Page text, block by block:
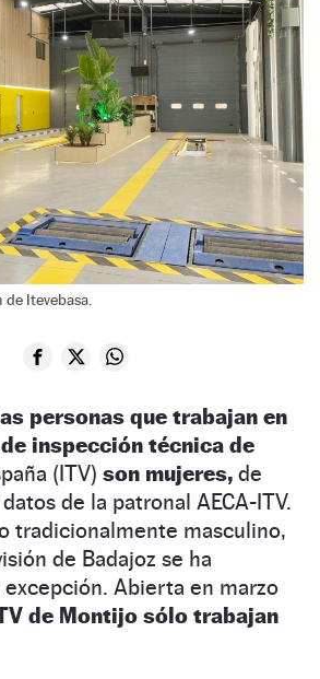
Itevebasa.
personas que trabajan en
inspección técnica de
(ITV) son mujeres, de
de la patronal AECA-ITV.
tradicionalmente masculino,
de Badajoz se ha
Abierta en marzo
de Montijo sólo trabajan